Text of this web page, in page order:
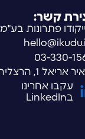
קשר:
פתרונות בע"מ
03-330-
אריאל 1, הרצליה
עקבו אחרינו
בLinkedIn